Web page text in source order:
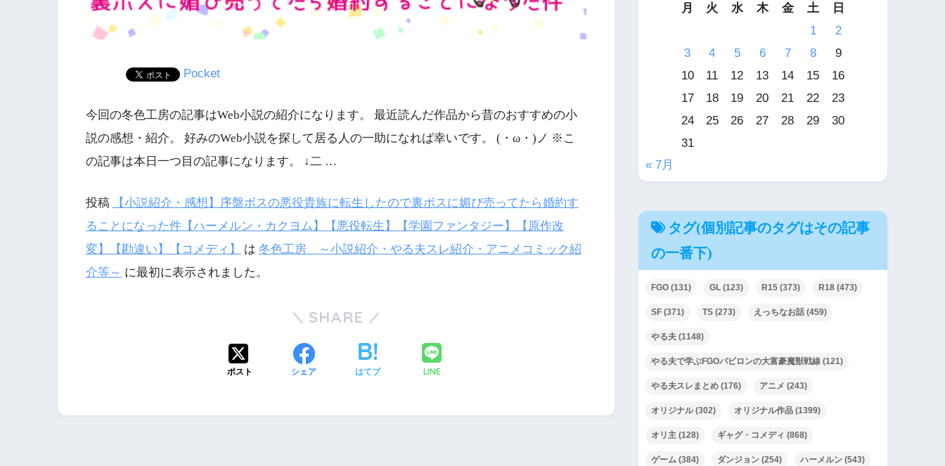
Pocket
今回の冬色工房の記事はWeb小説の紹介になります。 最近読んだ作品から昔のおすすめの小
説の感想・紹介。 好みのWeb小説を探して居る人の一助になれば幸いです。 (・ω・)ノ ※こ
の記事は本日一つ目の記事になります。 ↓二 …
投稿
【小説紹介・感想】序盤ボスの悪役貴族に転生したので裏ボスに媚び売ってたら婚約す
ることになった件【ハーメルン・カクヨム】【悪役転生】【学園ファンタジー】【原作改
変】【勘違い】【コメディ】
は 冬色工房 ～小説紹介・やる夫スレ紹介・アニメコミック紹
介等～ に最初に表示されました。
SHARE
ポスト シェア はてブ LINE
月
火 水 木 金 土
日
1
2
3
4 5 6 7 8
9
10
11 12 13 14 15
16
17
18 19 20 21 22
23
24
25 26 27 28 29
30
31
« 7月
タグ(個別記事のタグはその記事
の一番下)
FGO (131) GL (123) R15 (373) R18 (473)
SF (371) TS (273) えっちなお話 (459)
やる夫 (1148)
やる夫で学ぶFGOバビロンの大富豪魔獣戦線 (121)
やる夫スレまとめ (176) アニメ (243)
オリジナル(302) オリジナル作品 (1399)
オリ主 (128) ギャグ・コメディ (868)
ゲーム (384) ダンジョン (254) ハーメルン (543)